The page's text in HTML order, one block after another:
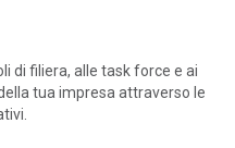
di filiera, alle task force e ai
tua impresa attraverso le